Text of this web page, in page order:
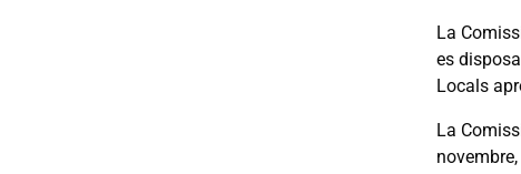
La
es
Locals
La